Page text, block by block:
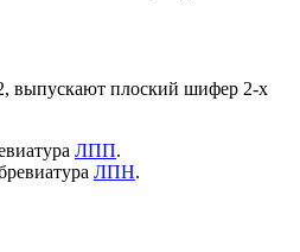
выпускают плоский шифер 2-х
ЛПП.
ЛПН.